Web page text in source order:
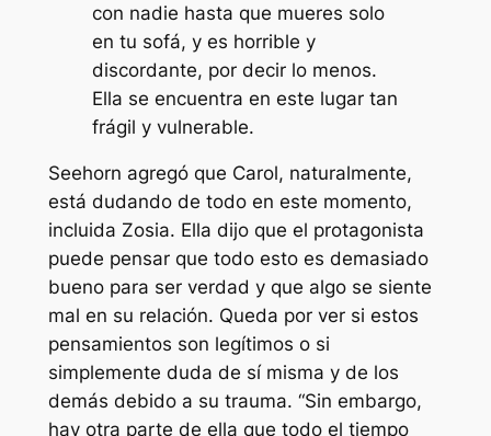
con nadie hasta que mueres solo
en tu sofá, y es horrible y
discordante, por decir lo menos.
Ella se encuentra en este lugar tan
frágil y vulnerable.
Seehorn agregó que Carol, naturalmente,
está dudando de todo en este momento,
incluida Zosia. Ella dijo que el protagonista
puede pensar que todo esto es demasiado
bueno para ser verdad y que algo se siente
mal en su relación. Queda por ver si estos
pensamientos son legítimos o si
simplemente duda de sí misma y de los
demás debido a su trauma. “Sin embargo,
hay otra parte de ella que todo el tiempo